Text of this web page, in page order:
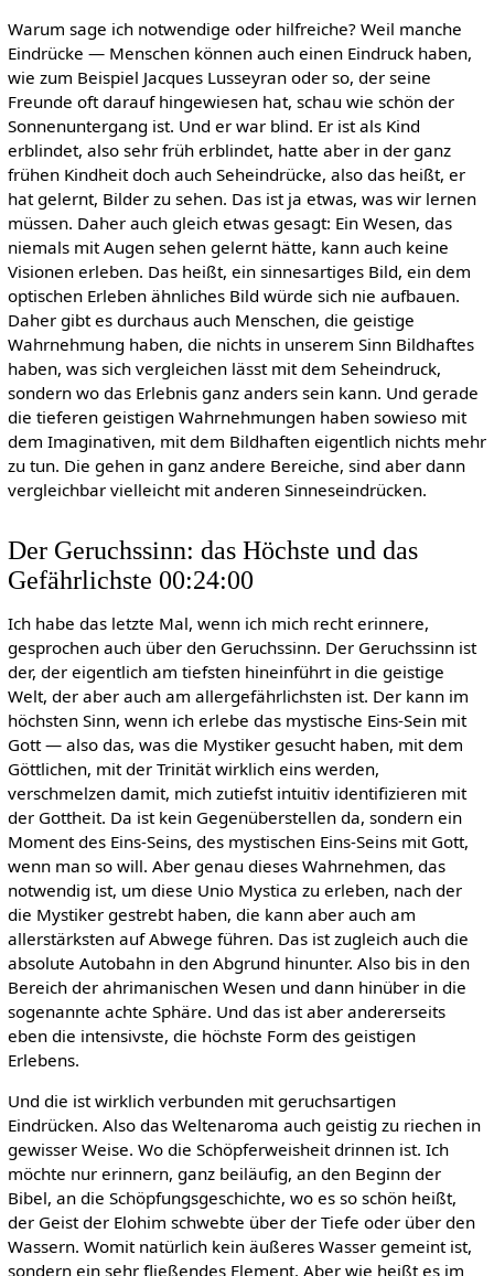
Warum sage ich notwendige oder hilfreiche? Weil manche
Eindrücke — Menschen können auch einen Eindruck haben,
wie zum Beispiel Jacques Lusseyran oder so, der seine
Freunde oft darauf hingewiesen hat, schau wie schön der
Sonnenuntergang ist. Und er war blind. Er ist als Kind
erblindet, also sehr früh erblindet, hatte aber in der ganz
frühen Kindheit doch auch Seheindrücke, also das heißt, er
hat gelernt, Bilder zu sehen. Das ist ja etwas, was wir lernen
müssen. Daher auch gleich etwas gesagt: Ein Wesen, das
niemals mit Augen sehen gelernt hätte, kann auch keine
Visionen erleben. Das heißt, ein sinnesartiges Bild, ein dem
optischen Erleben ähnliches Bild würde sich nie aufbauen.
Daher gibt es durchaus auch Menschen, die geistige
Wahrnehmung haben, die nichts in unserem Sinn Bildhaftes
haben, was sich vergleichen lässt mit dem Seheindruck,
sondern wo das Erlebnis ganz anders sein kann. Und gerade
die tieferen geistigen Wahrnehmungen haben sowieso mit
dem Imaginativen, mit dem Bildhaften eigentlich nichts mehr
zu tun. Die gehen in ganz andere Bereiche, sind aber dann
vergleichbar vielleicht mit anderen Sinneseindrücken.
Der Geruchssinn: das Höchste und das
Gefährlichste 00:24:00
Ich habe das letzte Mal, wenn ich mich recht erinnere,
gesprochen auch über den Geruchssinn. Der Geruchssinn ist
der, der eigentlich am tiefsten hineinführt in die geistige
Welt, der aber auch am allergefährlichsten ist. Der kann im
höchsten Sinn, wenn ich erlebe das mystische Eins-Sein mit
Gott — also das, was die Mystiker gesucht haben, mit dem
Göttlichen, mit der Trinität wirklich eins werden,
verschmelzen damit, mich zutiefst intuitiv identifizieren mit
der Gottheit. Da ist kein Gegenüberstellen da, sondern ein
Moment des Eins-Seins, des mystischen Eins-Seins mit Gott,
wenn man so will. Aber genau dieses Wahrnehmen, das
notwendig ist, um diese Unio Mystica zu erleben, nach der
die Mystiker gestrebt haben, die kann aber auch am
allerstärksten auf Abwege führen. Das ist zugleich auch die
absolute Autobahn in den Abgrund hinunter. Also bis in den
Bereich der ahrimanischen Wesen und dann hinüber in die
sogenannte achte Sphäre. Und das ist aber andererseits
eben die intensivste, die höchste Form des geistigen
Erlebens.
Und die ist wirklich verbunden mit geruchsartigen
Eindrücken. Also das Weltenaroma auch geistig zu riechen in
gewisser Weise. Wo die Schöpferweisheit drinnen ist. Ich
möchte nur erinnern, ganz beiläufig, an den Beginn der
Bibel, an die Schöpfungsgeschichte, wo es so schön heißt,
der Geist der Elohim schwebte über der Tiefe oder über den
Wassern. Womit natürlich kein äußeres Wasser gemeint ist,
sondern ein sehr fließendes Element. Aber wie heißt es im